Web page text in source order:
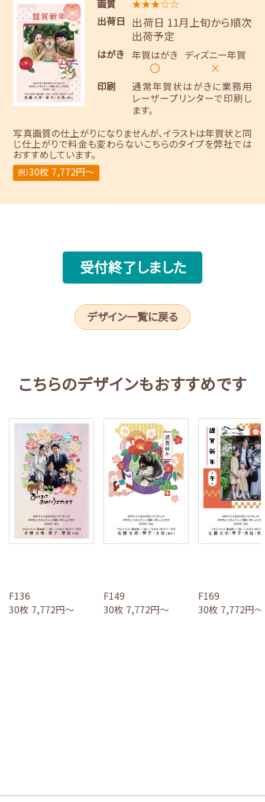
画質
★★★☆☆
出荷日
出荷日 11月上旬から順次
出荷予定
はがき 年賀はがき
〇
ディズニー年賀
×
印刷
通常年賀状はがきに業務用
レーザープリンターで印刷し
ます。
写真画質の仕上がりになりませんが、イラストは年賀状と同
じ仕上がりで料金も変わらないこちらのタイプを弊社では
おすすめしています。
例）30枚 7,772円～
受付終了しました
デザイン一覧に戻る
こちらのデザインもおすすめです
F136
30枚 7,772円～
F149
30枚 7,772円～
F169
30枚 7,772円～